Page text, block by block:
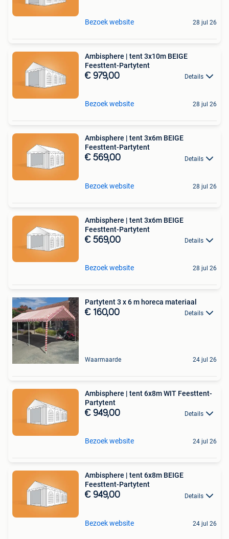
Bezoek website 28 jul 26
Ambisphere | tent 3x10m BEIGE
Feesttent-Partytent
€ 979,00 Details
Bezoek website 28 jul 26
Ambisphere | tent 3x6m BEIGE
Feesttent-Partytent
€ 569,00 Details
Bezoek website 28 jul 26
Ambisphere | tent 3x6m BEIGE
Feesttent-Partytent
€ 569,00 Details
Bezoek website 28 jul 26
Partytent 3 x 6 m horeca materiaal
€ 160,00 Details
Waarmaarde 24 jul 26
Ambisphere | tent 6x8m WIT Feesttent-
Partytent
€ 949,00 Details
Bezoek website 24 jul 26
Ambisphere | tent 6x8m BEIGE
Feesttent-Partytent
€ 949,00 Details
Bezoek website 24 jul 26